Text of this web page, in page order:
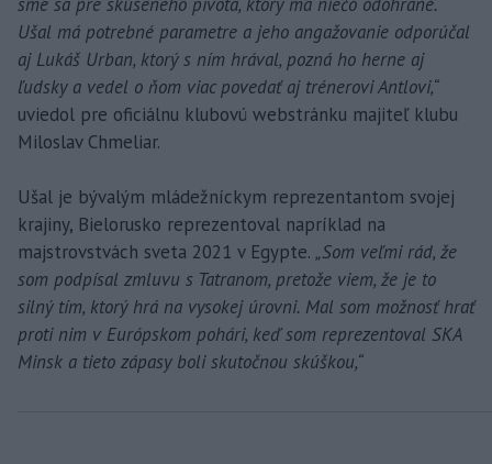
Ušal má potrebné parametre a jeho angažovanie odporúčal
aj Lukáš Urban, ktorý s ním hrával, pozná ho herne aj
ľudsky a vedel o ňom viac povedať aj trénerovi Antlovi,“
uviedol pre oficiálnu klubovú webstránku majiteľ klubu
Miloslav Chmeliar.
Ušal je bývalým mládežníckym reprezentantom svojej
krajiny, Bielorusko reprezentoval napríklad na
majstrovstvách sveta 2021 v Egypte. „Som veľmi rád, že
som podpísal zmluvu s Tatranom, pretože viem, že je to
silný tím, ktorý hrá na vysokej úrovni. Mal som možnosť hrať
proti nim v Európskom pohári, keď som reprezentoval SKA
Minsk a tieto zápasy boli skutočnou skúškou,“